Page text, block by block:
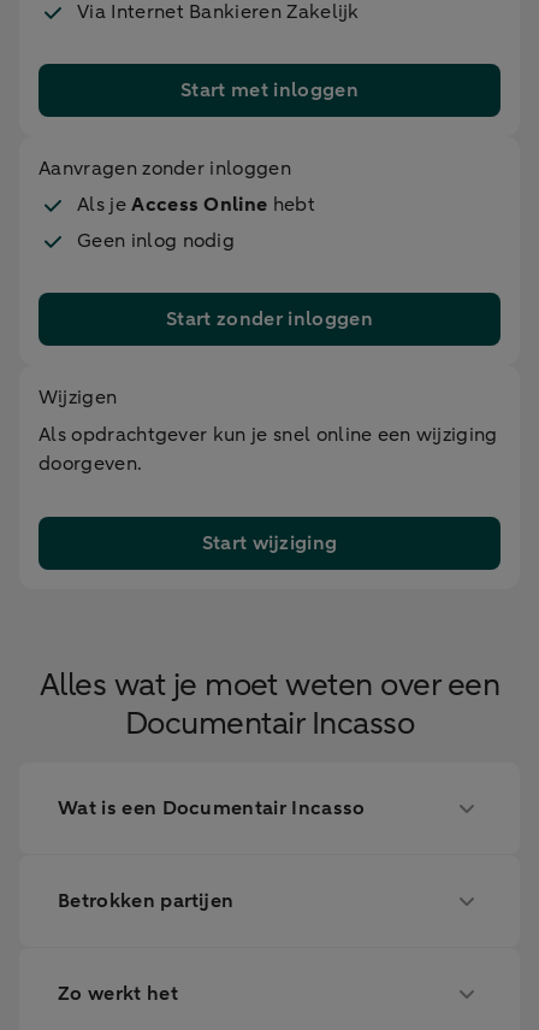
Via Internet Bankieren Zakelijk
Start met inloggen
Aanvragen zonder inloggen
Als jeAccess Online hebt
Geen inlog nodig
Start zonder inloggen
Wijzigen
Als opdrachtgever kun je snel online een wijziging
doorgeven.
Start wijziging
Alles wat je moet weten over een
Documentair Incasso
Wat is een Documentair Incasso
Betrokken partijen
Zo werkt het